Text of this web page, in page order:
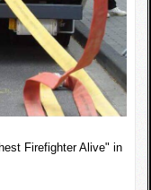
Firefighter Alive" in